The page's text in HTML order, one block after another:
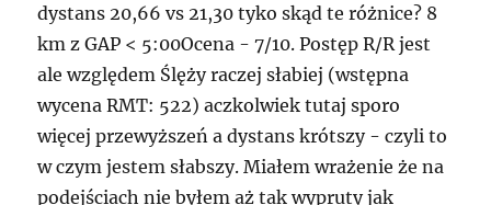
dystans 20,66 vs 21,30 tyko skąd te różnice? 8
km z GAP < 5:00Ocena - 7/10. Postęp R/R jest
ale względem Ślęży raczej słabiej (wstępna
wycena RMT: 522) aczkolwiek tutaj sporo
więcej przewyższeń a dystans krótszy - czyli to
w czym jestem słabszy. Miałem wrażenie że na
podejściach nie byłem aż tak wypruty jak